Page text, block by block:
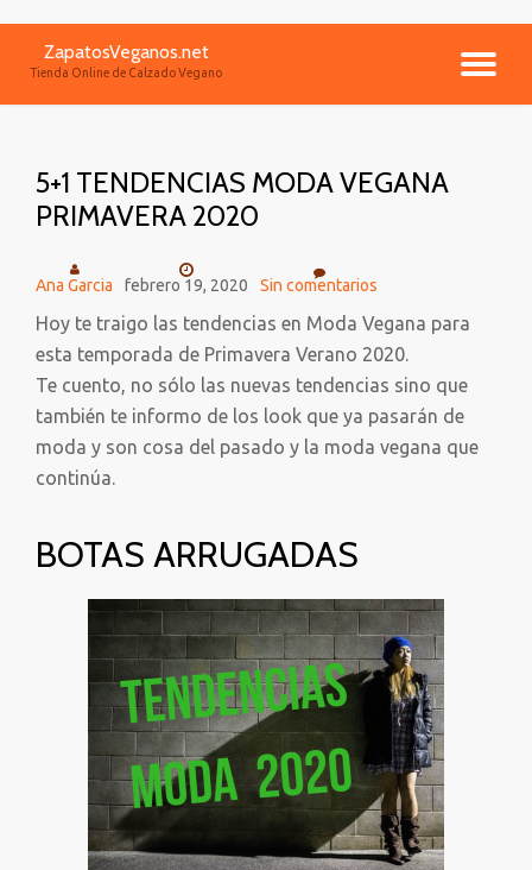
contenido
ZapatosVeganos.net
Tienda Online de Calzado Vegano
5+1 TENDENCIAS MODA VEGANA
PRIMAVERA 2020
Ana Garcia febrero 19, 2020 Sin comentarios
Hoy te traigo las tendencias en Moda Vegana para
esta temporada de Primavera Verano 2020.
Te cuento, no sólo las nuevas tendencias sino que
también te informo de los look que ya pasarán de
moda y son cosa del pasado y la moda vegana que
continúa.
BOTAS ARRUGADAS